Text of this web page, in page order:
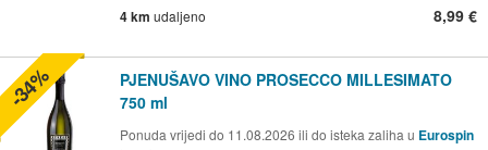
4 km udaljeno 8,99 €
PJENUŠAVO VINO PROSECCO MILLESIMATO
750 ml
Ponuda vrijedi do 11.08.2026 ili do isteka zaliha u Eurospin
-34%